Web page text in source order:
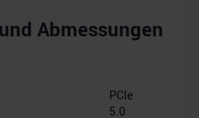
Abmessungen
PCIe
5.0